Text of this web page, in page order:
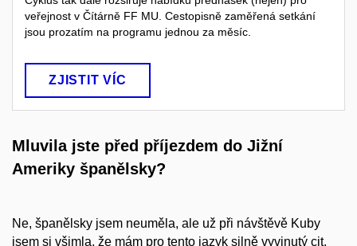
veřejnost v Čítárně FF MU. Cestopisně zaměřená setkání
jsou prozatím na programu jednou za měsíc.
ZJISTIT VÍC
Mluvila jste před příjezdem do Jižní
Ameriky španělsky?
Ne, španělsky jsem neuměla, ale už při návštěvě Kuby
jsem si všimla, že mám pro tento jazyk silně vyvinutý cit,